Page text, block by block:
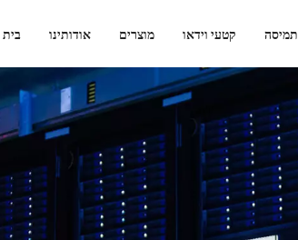
בית אודותינו מוצרים קטעי וידאו תמיסה